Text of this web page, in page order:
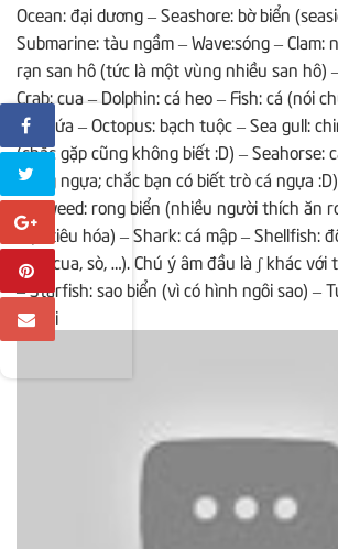
Ocean: đại dương – Seashore: bờ biển
Submarine: tàu ngầm – Wave:sóng – Clam:
rạn san hô (tức là một vùng nhiều san hô)
Crab: cua – Dolphin: cá heo – Fish: cá (nói
con sứa – Octopus: bạch tuộc – Sea gull:
(chắc gặp cũng không biết :D) – Seahorse:
giống ngựa; chắc bạn có biết trò cá ngựa
Seaweed: rong biển (nhiều người thích ăn
việc tiêu hóa) – Shark: cá mập – Shellfish:
tôm, cua, sò, …). Chú ý âm đầu là ʃ khác
– Starfish: sao biển (vì có hình ngôi sao) –
cá voi